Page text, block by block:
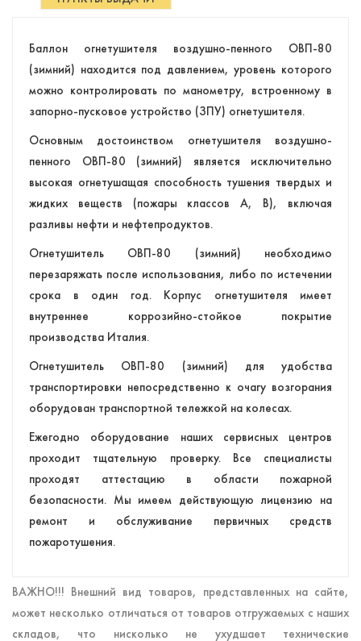
Баллон огнетушителя воздушно-пенного ОВП-80
(зимний) находится под давлением, уровень которого
можно контролировать по манометру, встроенному в
запорно-пусковое устройство (ЗПУ) огнетушителя.
Основным достоинством огнетушителя воздушно-
пенного ОВП-80 (зимний) является исключительно
высокая огнетушащая способность тушения твердых и
жидких веществ (пожары классов А, В), включая
разливы нефти и нефтепродуктов.
Огнетушитель ОВП-80 (зимний) необходимо
перезаряжать после использования, либо по истечении
срока в один год. Корпус огнетушителя имеет
внутреннее коррозийно-стойкое покрытие
производства Италия.
Огнетушитель ОВП-80 (зимний) для удобства
транспортировки непосредственно к очагу возгорания
оборудован транспортной тележкой на колесах.
Ежегодно оборудование наших сервисных центров
проходит тщательную проверку. Все специалисты
проходят аттестацию в области пожарной
безопасности. Мы имеем действующую лицензию на
ремонт и обслуживание первичных средств
пожаротушения.
ВАЖНО!!! Внешний вид товаров, представленных на сайте,
может несколько отличаться от товаров отгружаемых с наших
складов, что нисколько не ухудшает технические